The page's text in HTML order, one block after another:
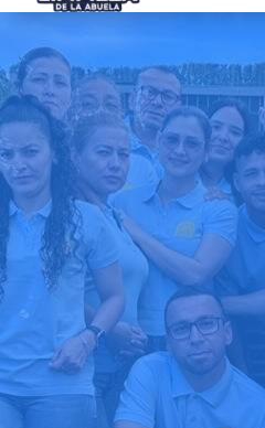
MADRID –
–
Tu hogar siempre
con nosotros –
confianza que
Pide tu
Llama hoy: